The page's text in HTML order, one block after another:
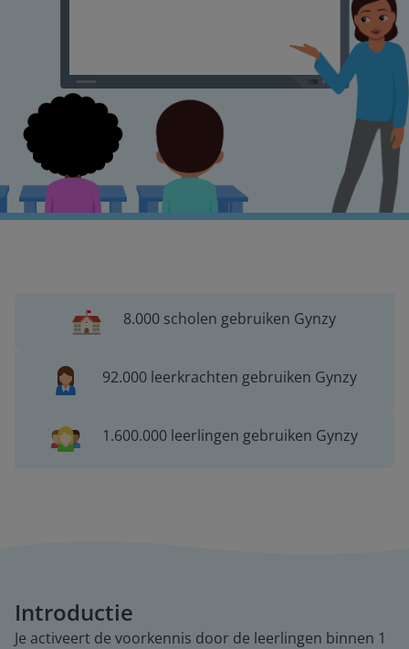
8.000 scholen gebruiken Gynzy
92.000 leerkrachten gebruiken Gynzy
1.600.000 leerlingen gebruiken Gynzy
Introductie
Je activeert de voorkennis door de leerlingen binnen 1